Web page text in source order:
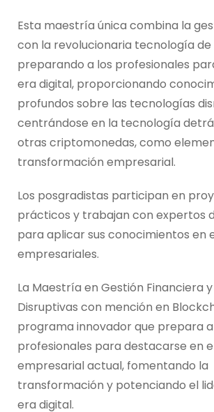
Esta maestría única combina la
con la revolucionaria tecnología
preparando a los profesionales
era digital, proporcionando
profundos sobre las tecnologías
centrándose en la tecnología
otras criptomonedas, como
transformación empresarial.
Los posgradistas participan en
prácticos y trabajan con expertos
para aplicar sus conocimientos en
empresariales.
La Maestría en Gestión Financiera
Disruptivas con mención en
programa innovador que prepara
profesionales para destacarse en
empresarial actual, fomentando la
transformación y potenciando el
era digital.